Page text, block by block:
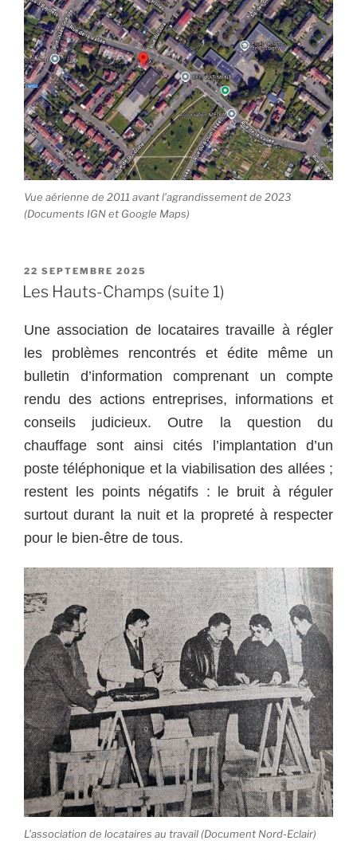
Vue aérienne de 2011 avant l’agrandissement de 2023
(Documents IGN et Google Maps)
PUBLIÉ
LE
22 SEPTEMBRE 2025
Les Hauts-Champs (suite 1)
Une association de locataires travaille à régler
les problèmes rencontrés et édite même un
bulletin d’information comprenant un compte
rendu des actions entreprises, informations et
conseils judicieux. Outre la question du
chauffage sont ainsi cités l’implantation d’un
poste téléphonique et la viabilisation des allées ;
restent les points négatifs : le bruit à réguler
surtout durant la nuit et la propreté à respecter
pour le bien-être de tous.
L’association de locataires au travail (Document Nord-Eclair)